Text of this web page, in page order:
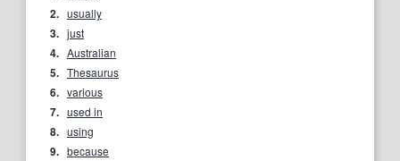
2. usually
3. just
4. Australian
5. Thesaurus
6. various
7. used in
8. using
9. because